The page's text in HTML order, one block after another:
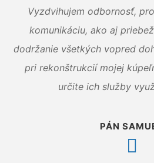
Vyzdvihujem odbornosť,
komunikáciu, ako aj
dodržanie všetkých vopred
pri rekonštrukcií mojej
určite ich služby
PÁN